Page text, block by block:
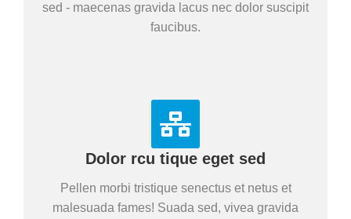
sed - maecenas gravida lacus nec dolor suscipit
faucibus.
Dolor rcu tique eget sed
Pellen morbi tristique senectus et netus et
malesuada fames! Suada sed, vivea gravida